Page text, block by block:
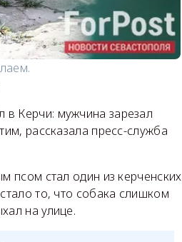
Керчи: мужчина зарезал
рассказала пресс-служба
псом стал один из керченских
то, что собака слишком
на улице.